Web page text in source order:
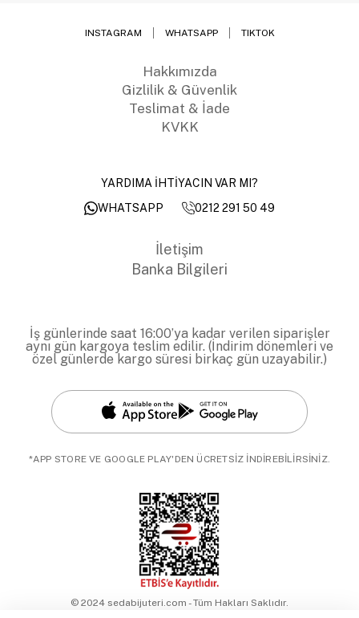
INSTAGRAM WHATSAPP TIKTOK
Hakkımızda
Gizlilik & Güvenlik
Teslimat & İade
KVKK
YARDIMA İHTİYACIN VAR MI?
WHATSAPP
0212 291 50 49
İletişim
Banka Bilgileri
İş günlerinde saat 16:00’ya kadar verilen siparişler
aynı gün kargoya teslim edilir. (İndirim dönemleri ve
özel günlerde kargo süresi birkaç gün uzayabilir.)
*APP STORE VE GOOGLE PLAY'DEN ÜCRETSİZ İNDİREBİLİRSİNİZ.
© 2024 sedabijuteri.com - Tüm Hakları Saklıdır.